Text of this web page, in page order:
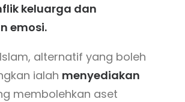
keluarga dan
emosi.
alternatif yang boleh
ialah menyediakan
membolehkan aset